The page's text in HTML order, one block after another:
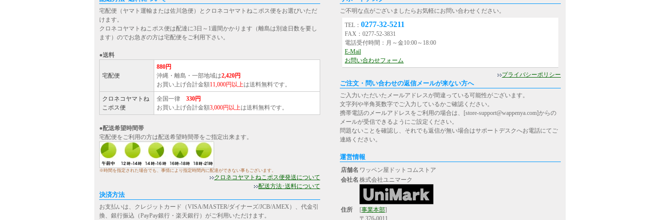
宅配便（ヤマト運輸または佐川急便）とクロネコヤマトねこポス便をお選びいただ
けます。
クロネコヤマトねこポス便は配達に3日～1週間かかります（離島は別途日数を要し
ます）のでお急ぎの方は宅配便をご利用下さい。
●送料
宅配便
880円
沖縄・離島・一部地域は2,420円
お買い上げ合計金額11,000円以上は送料無料です。
クロネコヤマトね
こポス便
全国一律 330円
お買い上げ合計金額3,000円以上は送料無料です。
●配送希望時間帯
宅配便をご利用の方は配送希望時間帯をご指定出来ます。
※時間を指定された場合でも、事情により指定時間内に配達ができない事もございます。
クロネコヤマトねこポス便発送について
配送方法･送料について
決済方法
お支払いは、クレジットカード（VISA/MASTER/ダイナーズ/JCB/AMEX）、代金引
換、銀行振込（PayPay銀行・楽天銀行）がご利用いただけます。
ご不明な点がございましたらお気軽にお問い合わせください。
TEL： 0277-32-5211
FAX：0277-52-3831
電話受付時間：月～金10:00～18:00
E-Mail
お問い合わせフォーム
プライバシーポリシー
ご注文・問い合わせの返信メールが来ない方へ
ご入力いただいたメールアドレスが間違っている可能性がございます。
文字列や半角英数字でご入力しているかご確認ください。
携帯電話のメールアドレスをご利用の場合は、[store-support@wappenya.com]からの
メールが受信できるようにご設定ください。
問題ないことを確認し、それでも返信が無い場合はサポートデスクへお電話にてご
連絡ください。
運営情報
店舗名 ワッペン屋ドットコムストア
会社名 株式会社ユニマーク
住所 [事業本部]
〒376-0011